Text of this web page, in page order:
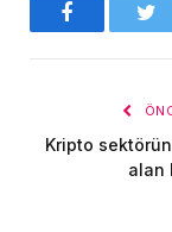
Facebook
Kripto
alan